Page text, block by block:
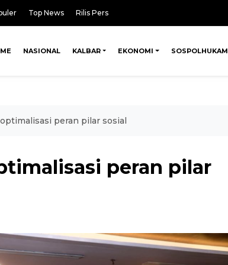
Top News Rilis Pers
NASIONAL KALBAR EKONOMI SOSPOLHUKAM
peran pilar sosial
peran pilar